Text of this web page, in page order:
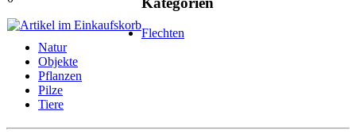
Flechten
Natur
Objekte
Pflanzen
Pilze
Tiere